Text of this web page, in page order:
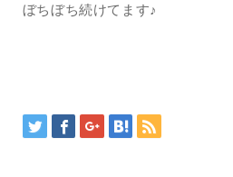
ぼちぼち続けてます♪